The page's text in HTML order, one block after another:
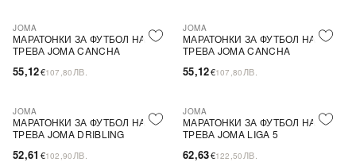
ПОСЛЕДНА БРОЙКА
JOMA
МАРАТОНКИ ЗА ФУТБОЛ НА
ТРЕВА JOMA CANCHA
55,12€107,80 ЛВ.
JOMA
МАРАТОНКИ ЗА ФУТБОЛ НА
ТРЕВА JOMA CANCHA
55,12€107,80 ЛВ.
JOMA
МАРАТОНКИ ЗА ФУТБОЛ НА
ТРЕВА JOMA DRIBLING
52,61 €102,90 ЛВ.
JOMA
МАРАТОНКИ ЗА ФУТБОЛ НА
ТРЕВА JOMA LIGA 5
62,63€122,50 ЛВ.